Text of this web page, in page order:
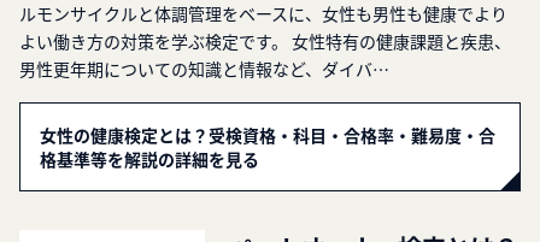
ルモンサイクルと体調管理をベースに、女性も男性も健康でより
よい働き方の対策を学ぶ検定です。 女性特有の健康課題と疾患、
男性更年期についての知識と情報など、ダイバ…
女性の健康検定とは？受検資格・科目・合格率・難易度・合
格基準等を解説の詳細を見る